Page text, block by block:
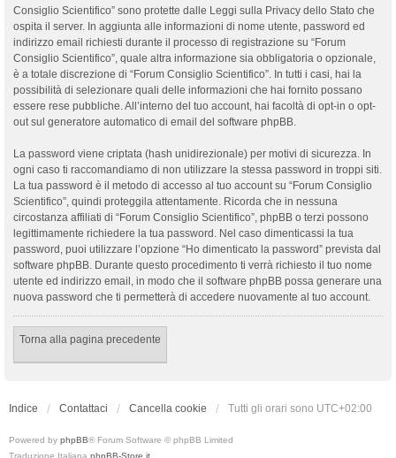
Consiglio Scientifico” sono protette dalle Leggi sulla Privacy dello Stato che
ospita il server. In aggiunta alle informazioni di nome utente, password ed
indirizzo email richiesti durante il processo di registrazione su “Forum
Consiglio Scientifico”, quale altra informazione sia obbligatoria o opzionale,
è a totale discrezione di “Forum Consiglio Scientifico”. In tutti i casi, hai la
possibilità di selezionare quali delle informazioni che hai fornito possano
essere rese pubbliche. All’interno del tuo account, hai facoltà di opt-in o opt-
out sul generatore automatico di email del software phpBB.
La password viene criptata (hash unidirezionale) per motivi di sicurezza. In
ogni caso ti raccomandiamo di non utilizzare la stessa password in troppi siti.
La tua password è il metodo di accesso al tuo account su “Forum Consiglio
Scientifico”, quindi proteggila attentamente. Ricorda che in nessuna
circostanza affiliati di “Forum Consiglio Scientifico”, phpBB o terzi possono
legittimamente richiedere la tua password. Nel caso dimenticassi la tua
password, puoi utilizzare l’opzione “Ho dimenticato la password” prevista dal
software phpBB. Durante questo procedimento ti verrà richiesto il tuo nome
utente ed indirizzo email, in modo che il software phpBB possa generare una
nuova password che ti permetterà di accedere nuovamente al tuo account.
Torna alla pagina precedente
Indice Contattaci Cancella cookie Tutti gli orari sono UTC+02:00
Powered by phpBB® Forum Software © phpBB Limited
Traduzione Italiana phpBB-Store.it